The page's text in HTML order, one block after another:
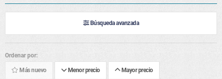
Búsqueda avanzada
Ordenar por:
Más nuevo Menor precio Mayor precio